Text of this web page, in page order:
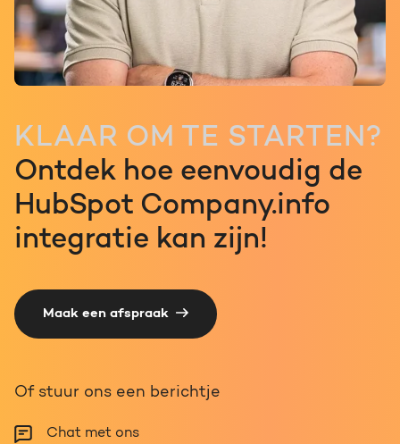
KLAAR OM TE STARTEN?
Ontdek hoe eenvoudig de
HubSpot Company.info
integratie kan zijn!
Maak een afspraak
Of stuur ons een berichtje
Chat met ons